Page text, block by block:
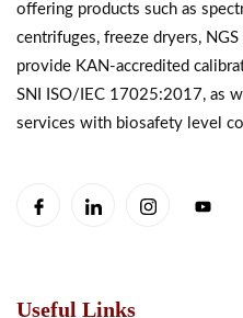
offering products such as
centrifuges, freeze dryers,
provide KAN-accredited
SNI ISO/IEC 17025:2017, as
services with biosafety level
Useful Links